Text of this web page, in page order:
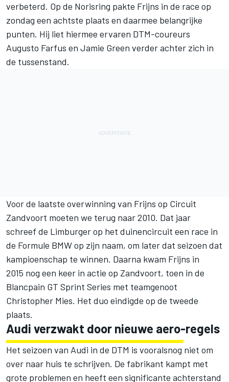
verbeterd. Op de Norisring pakte Frijns in de race op
zondag een achtste plaats en daarmee belangrijke
punten. Hij liet hiermee ervaren DTM-coureurs
Augusto Farfus en Jamie Green verder achter zich in
de tussenstand.
Voor de laatste overwinning van Frijns op Circuit
Zandvoort moeten we terug naar 2010. Dat jaar
schreef de Limburger op het duinencircuit een race in
de Formule BMW op zijn naam, om later dat seizoen dat
kampioenschap te winnen. Daarna kwam Frijns in
2015 nog een keer in actie op Zandvoort, toen in de
Blancpain GT Sprint Series met teamgenoot
Christopher Mies. Het duo eindigde op de tweede
plaats.
Audi verzwakt door nieuwe aero-regels
Het seizoen van Audi in de DTM is vooralsnog niet om
over naar huis te schrijven. De fabrikant kampt met
grote problemen en heeft een significante achterstand